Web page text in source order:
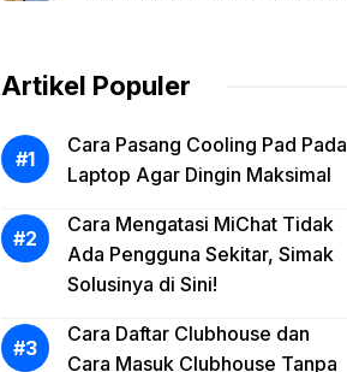
Artikel Populer
Cara Pasang Cooling Pad Pada
Laptop Agar Dingin Maksimal
Cara Mengatasi MiChat Tidak
Ada Pengguna Sekitar, Simak
Solusinya di Sini!
Cara Daftar Clubhouse dan
Cara Masuk Clubhouse Tanpa